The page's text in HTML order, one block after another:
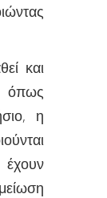
και
όπως
η